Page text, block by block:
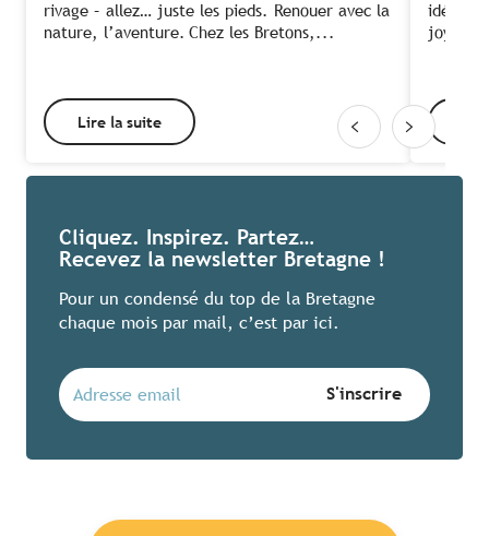
rivage – allez… juste les pieds. Renouer avec la
nature, l’aventure. Chez les Bretons,...
Lire la suite
idée !
Cliquez. Inspirez. Partez…
Recevez la newsletter Bretagne !
Pour un condensé du top de la Bretagne
chaque mois par mail, c’est par ici.